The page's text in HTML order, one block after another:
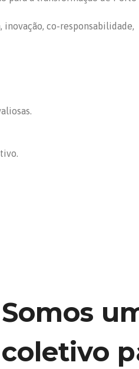
co-responsabilidade,
Somos
coletivo